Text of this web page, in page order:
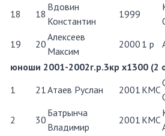
18
18
Вдовин
Константин
1999
19
20
Алексеев
Максим
2000 1 р
юноши 2001-2002г.р.3кр х1300 (2
1
21Атаев Руслан 2001 КМС
2
30
Батрынча
Владимир
2001 КМС